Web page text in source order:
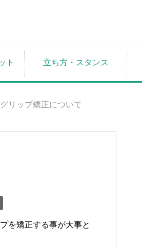
ト 立ち方・スタンス
リップ矯正について
を矯正する事が大事と